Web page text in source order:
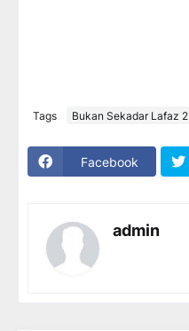
Tags Bukan Sekadar Lafaz 2
Facebook
admin